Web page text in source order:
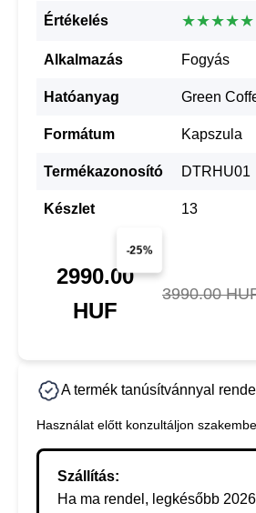
Értékelés ★★★★★
Alkalmazás Fogyás
Hatóanyag Green
Formátum Kapszula
Termékazonosító DTRHU01
Készlet 13
-25%
2990.00
HUF
3990.00
A termék tanúsítvánnyal
Használat előtt konzultáljon
Szállítás:
Ha ma rendel, legkésőbb